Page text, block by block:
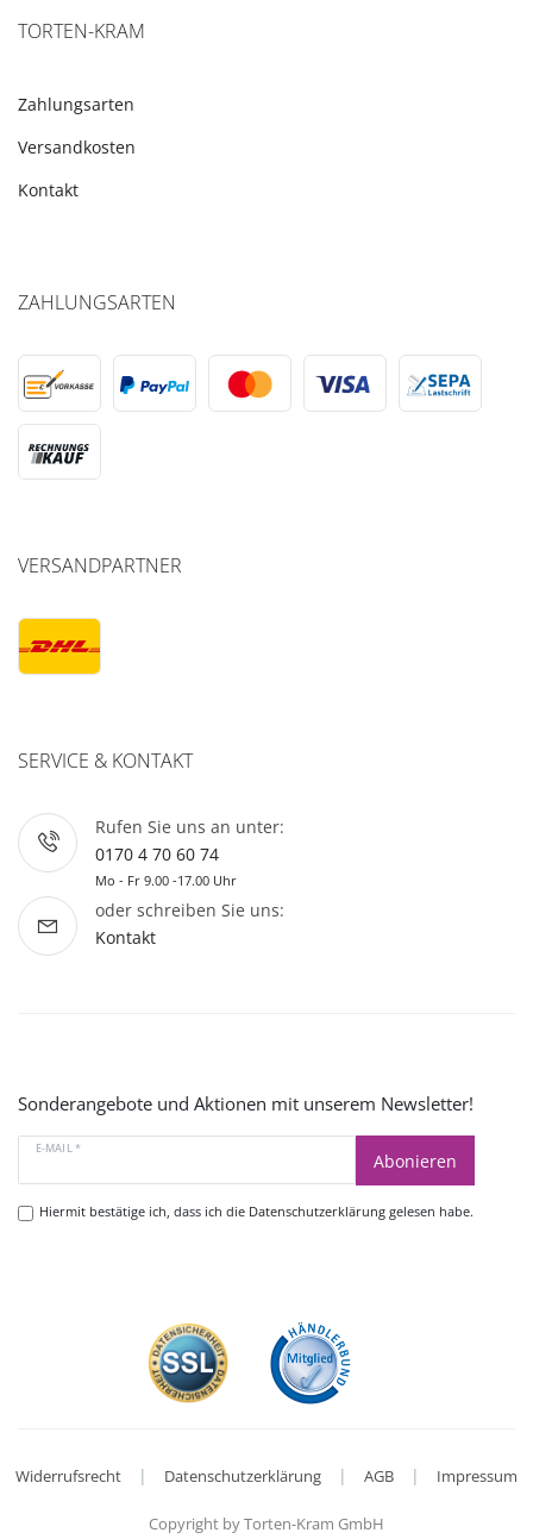
TORTEN-KRAM
Zahlungsarten
Versandkosten
Kontakt
ZAHLUNGSARTEN
VERSANDPARTNER
SERVICE & KONTAKT
Rufen Sie uns an unter:
0170 4 70 60 74
Mo - Fr 9.00 -17.00 Uhr
oder schreiben Sie uns:
Kontakt
Sonderangebote und Aktionen mit unserem Newsletter!
E-MAIL *
Abonieren
Hiermit bestätige ich, dass ich die Datenschutzerklärunggelesen habe.
Widerrufsrecht | Datenschutzerklärung | AGB | Impressum
Copyright by Torten-Kram GmbH